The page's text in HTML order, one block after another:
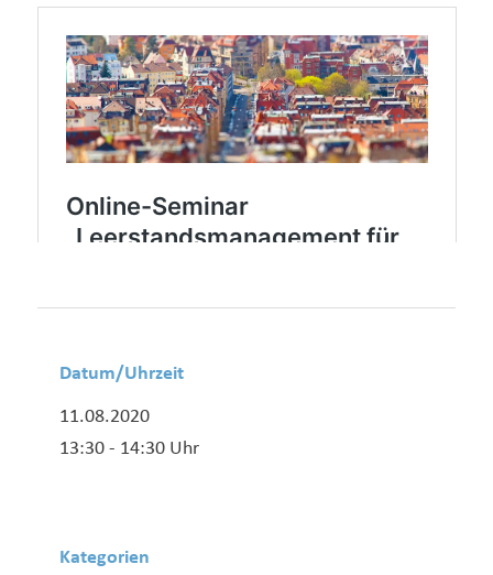
Datum/Uhrzeit
11.08.2020
13:30 - 14:30 Uhr
Kategorien